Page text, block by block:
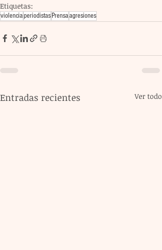
Etiquetas:
violenciaperiodistas Prensaagresiones
Entradas recientes Ver todo